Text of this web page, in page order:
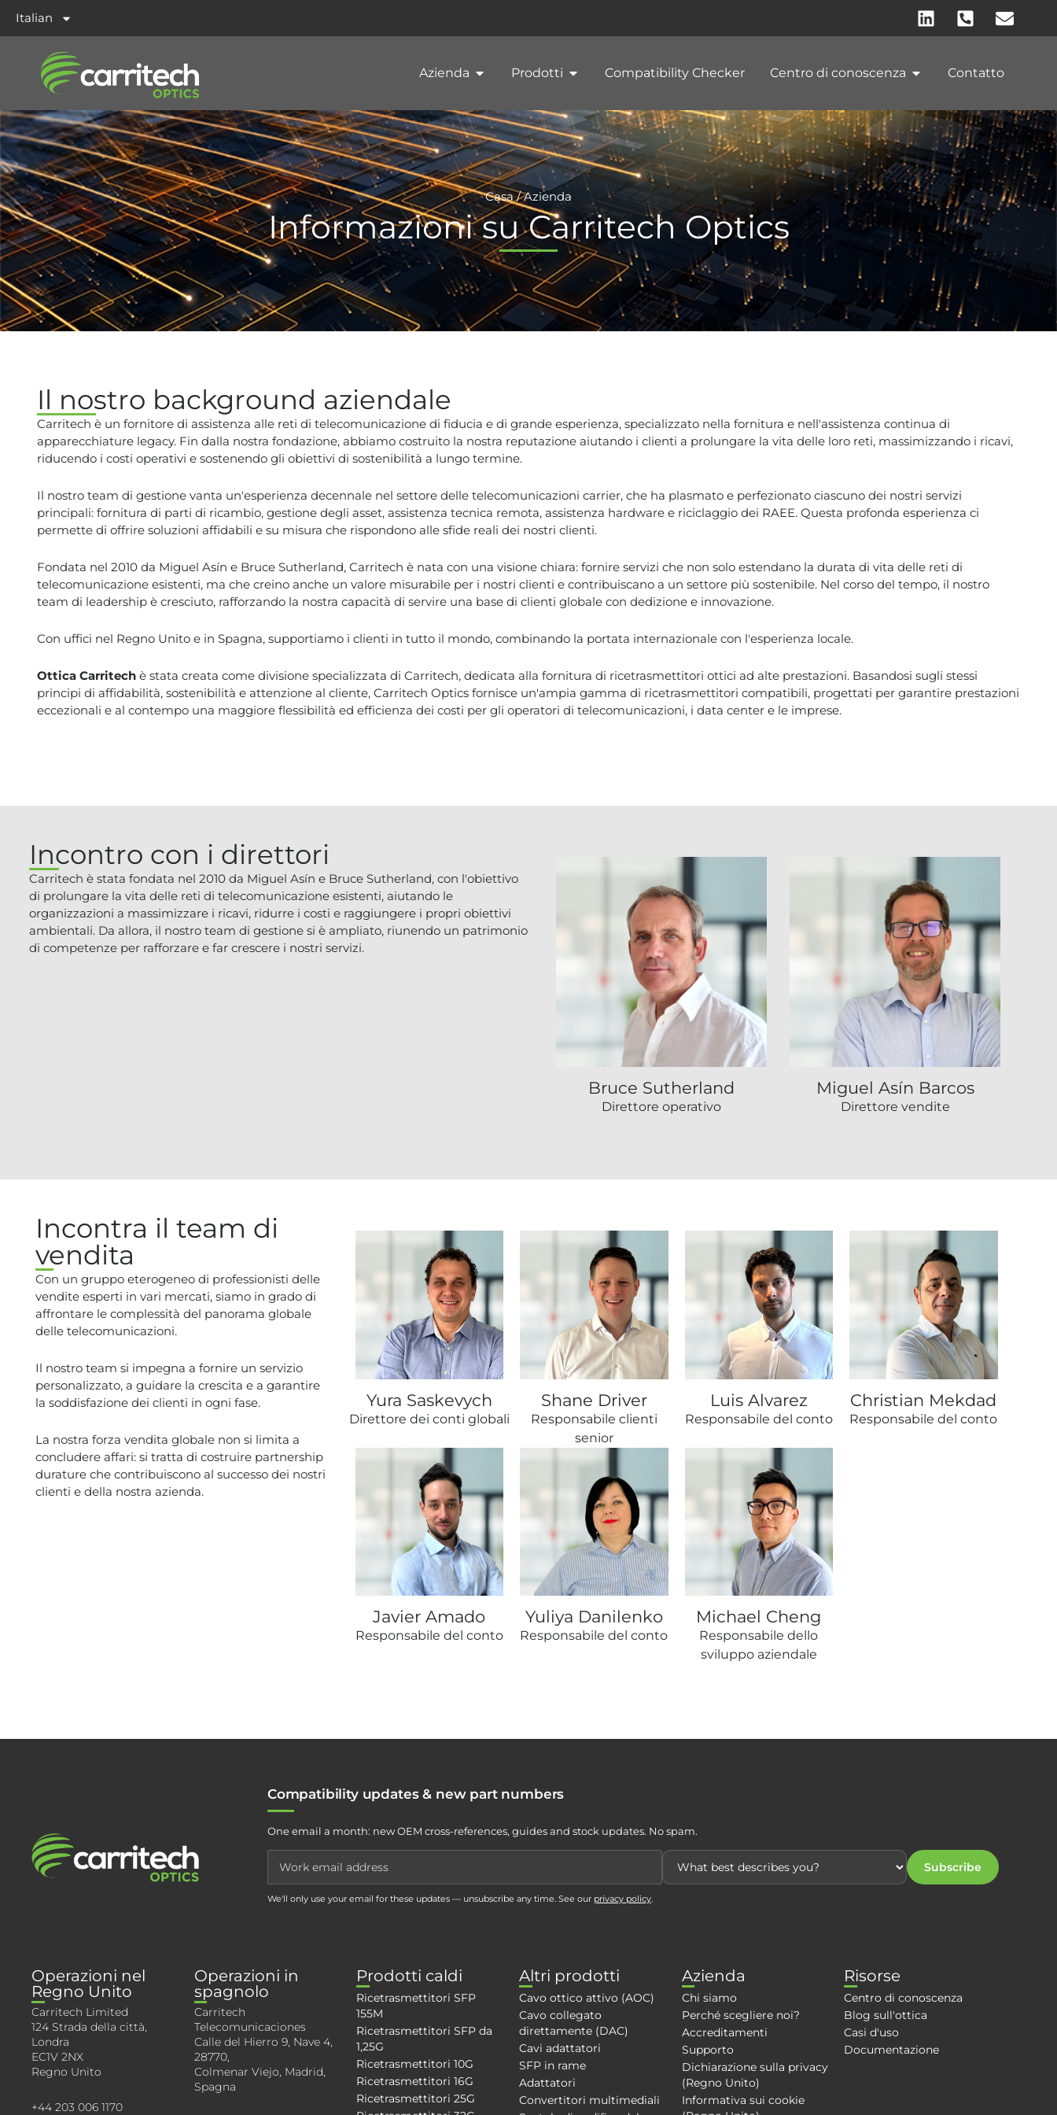
Italian
Azienda Prodotti Compatibility Checker Centro di conoscenza Contatto
Casa/ Azienda
Informazioni su Carritech Optics
Il nostro background aziendale
Carritech è un fornitore di assistenza alle reti di telecomunicazione di fiducia e di grande esperienza, specializzato nella fornitura e nell'assistenza continua di
apparecchiature legacy. Fin dalla nostra fondazione, abbiamo costruito la nostra reputazione aiutando i clienti a prolungare la vita delle loro reti, massimizzando i ricavi,
riducendo i costi operativi e sostenendo gli obiettivi di sostenibilità a lungo termine.
Il nostro team di gestione vanta un'esperienza decennale nel settore delle telecomunicazioni carrier, che ha plasmato e perfezionato ciascuno dei nostri servizi
principali: fornitura di parti di ricambio, gestione degli asset, assistenza tecnica remota, assistenza hardware e riciclaggio dei RAEE. Questa profonda esperienza ci
permette di offrire soluzioni affidabili e su misura che rispondono alle sfide reali dei nostri clienti.
Fondata nel 2010 da Miguel Asín e Bruce Sutherland, Carritech è nata con una visione chiara: fornire servizi che non solo estendano la durata di vita delle reti di
telecomunicazione esistenti, ma che creino anche un valore misurabile per i nostri clienti e contribuiscano a un settore più sostenibile. Nel corso del tempo, il nostro
team di leadership è cresciuto, rafforzando la nostra capacità di servire una base di clienti globale con dedizione e innovazione.
Con uffici nel Regno Unito e in Spagna, supportiamo i clienti in tutto il mondo, combinando la portata internazionale con l'esperienza locale.
Ottica Carritech è stata creata come divisione specializzata di Carritech, dedicata alla fornitura di ricetrasmettitori ottici ad alte prestazioni. Basandosi sugli stessi
principi di affidabilità, sostenibilità e attenzione al cliente, Carritech Optics fornisce un'ampia gamma di ricetrasmettitori compatibili, progettati per garantire prestazioni
eccezionali e al contempo una maggiore flessibilità ed efficienza dei costi per gli operatori di telecomunicazioni, i data center e le imprese.
Incontro con i direttori
Carritech è stata fondata nel 2010 da Miguel Asín e Bruce Sutherland, con l'obiettivo
di prolungare la vita delle reti di telecomunicazione esistenti, aiutando le
organizzazioni a massimizzare i ricavi, ridurre i costi e raggiungere i propri obiettivi
ambientali. Da allora, il nostro team di gestione si è ampliato, riunendo un patrimonio
di competenze per rafforzare e far crescere i nostri servizi.
Bruce Sutherland
Direttore operativo
Miguel Asín Barcos
Direttore vendite
Incontra il team di
vendita
Con un gruppo eterogeneo di professionisti delle
vendite esperti in vari mercati, siamo in grado di
affrontare le complessità del panorama globale
delle telecomunicazioni.
Il nostro team si impegna a fornire un servizio
personalizzato, a guidare la crescita e a garantire
la soddisfazione dei clienti in ogni fase.
La nostra forza vendita globale non si limita a
concludere affari: si tratta di costruire partnership
durature che contribuiscono al successo dei nostri
clienti e della nostra azienda.
Yura Saskevych
Direttore dei conti globali
Shane Driver
Responsabile clienti
senior
Luis Alvarez
Responsabile del conto
Christian Mekdad
Responsabile del conto
Javier Amado
Responsabile del conto
Yuliya Danilenko
Responsabile del conto
Michael Cheng
Responsabile dello
sviluppo aziendale
Compatibility updates & new part numbers
One email a month: new OEM cross-references, guides and stock updates. No spam.
Subscribe
We'll only use your email for these updates — unsubscribe any time. See our privacy policy.
Operazioni nel
Regno Unito
Carritech Limited
124 Strada della città,
Londra
EC1V 2NX
Regno Unito
+44 203 006 1170
Operazioni in
spagnolo
Carritech
Telecomunicaciones
Calle del Hierro 9, Nave 4,
28770,
Colmenar Viejo, Madrid,
Spagna
Prodotti caldi
Ricetrasmettitori SFP
155M
Ricetrasmettitori SFP da
1,25G
Ricetrasmettitori 10G
Ricetrasmettitori 16G
Ricetrasmettitori 25G
Altri prodotti
Cavo ottico attivo (AOC)
Cavo collegato
direttamente (DAC)
Cavi adattatori
SFP in rame
Adattatori
Convertitori multimediali
Azienda
Chi siamo
Perché scegliere noi?
Accreditamenti
Supporto
Dichiarazione sulla privacy
(Regno Unito)
Informativa sui cookie
Risorse
Centro di conoscenza
Blog sull'ottica
Casi d'uso
Documentazione